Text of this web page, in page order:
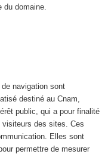
du domaine.
navigation sont
destiné au Cnam,
public, qui a pour finalité
visiteurs des sites. Ces
Elles sont
permettre de mesurer